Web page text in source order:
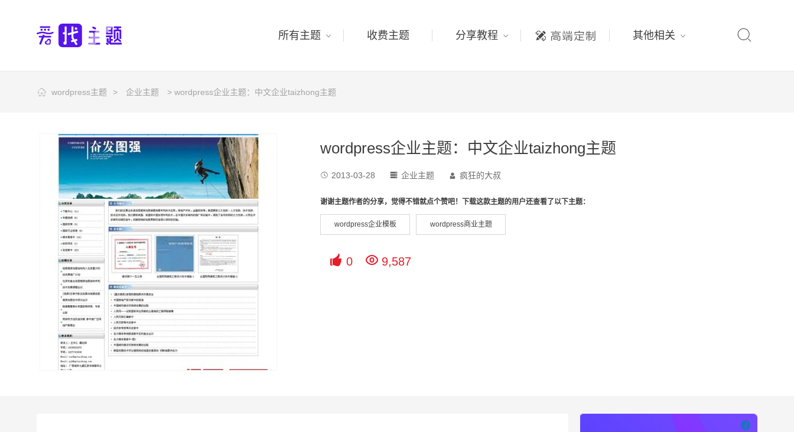
所有主题 收费主题 分享教程 其他相关 
wordpress主题 > 企业主题 > wordpress企业主题：中文企业taizhong主题
wordpress企业主题：中文企业taizhong主题
 2013-03-28  企业主题  疯狂的大叔
谢谢主题作者的分享，觉得不错就点个赞吧！下载这款主题的用户还查看了以下主题：
wordpress企业模板 wordpress商业主题
 0  9,587
